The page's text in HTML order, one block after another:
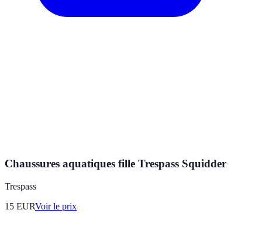
Chaussures aquatiques fille Trespass Squidder
Trespass
15 EURVoir le prix